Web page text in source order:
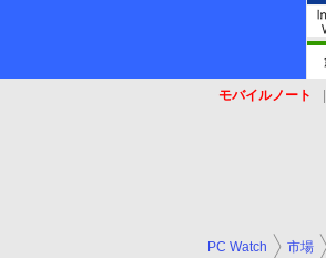
モバイルノート
PC Watch 市場